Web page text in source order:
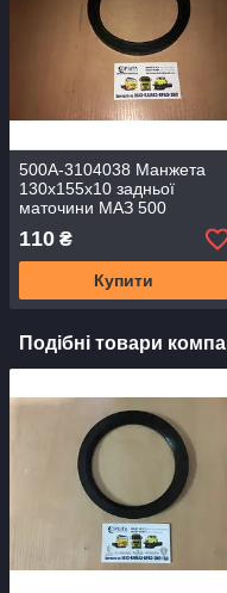
500А-3104038 Манжета
130х155х10 задньої
маточини МАЗ 500
110 ₴
Купити
Подібні товари